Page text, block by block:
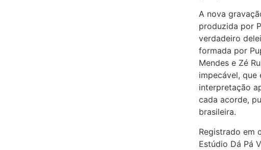
A nova
produzida por
verdadeiro
formada por
Mendes e Zé
impecável, que
interpretação
cada acorde,
brasileira.
Registrado em
Estúdio Dá Pá